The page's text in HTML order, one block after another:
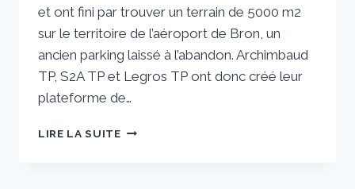
et ont fini par trouver un terrain de 5000 m2
sur le territoire de l’aéroport de Bron, un
ancien parking laissé à l’abandon. Archimbaud
TP, S2A TP et Legros TP ont donc créé leur
plateforme de…
LIRE LA SUITEMARLÈNE